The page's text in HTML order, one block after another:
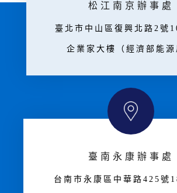
松江南京辦事處
臺北市中山區復興北路2號
企業家大樓（經濟部能源
臺南永康辦事處
台南市永康區中華路425號